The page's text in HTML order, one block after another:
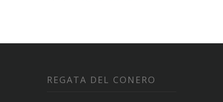
REGATA DEL CONERO